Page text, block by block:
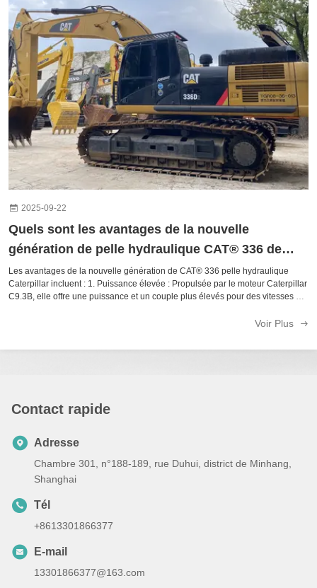
2025-09-22
Quels sont les avantages de la nouvelle
génération de pelle hydraulique CAT® 336 de
Caterpillar ?
Les avantages de la nouvelle génération de CAT® 336 pelle hydraulique
Caterpillar incluent : 1. Puissance élevée : Propulsée par le moteur Caterpillar
C9.3B, elle offre une puissance et un couple plus élevés pour des vitesses de
Voir Plus
Contact rapide
Adresse
Chambre 301, n°188-189, rue Duhui, district de Minhang,
Shanghai
Tél
+8613301866377
E-mail
13301866377@163.com